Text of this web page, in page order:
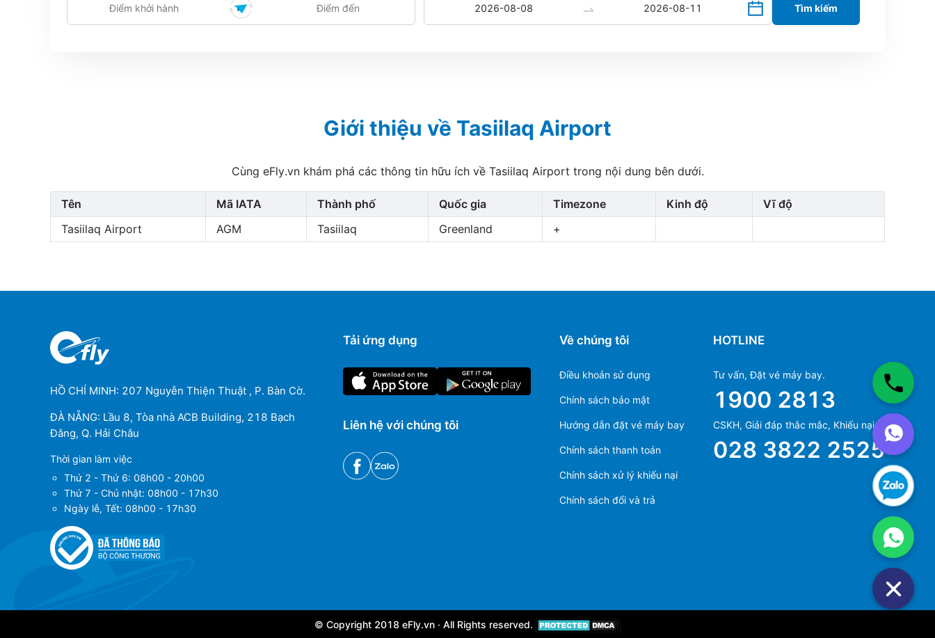
Tìm kiếm
Giới thiệu về Tasiilaq Airport
Cùng eFly.vn khám phá các thông tin hữu ích về Tasiilaq Airport trong nội dung bên dưới.
Tên Mã IATA Thành phố Quốc gia Timezone Kinh độ
Vĩ độ
Tasiilaq Airport
AGM Tasiilaq Greenland +
HỒ CHÍ MINH: 207 Nguyễn Thiện Thuật , P. Bàn Cờ.
ĐÀ NẴNG: Lầu 8, Tòa nhà ACB Building, 218 Bạch
Đằng, Q. Hải Châu
Thời gian làm việc
Thứ 2 - Thứ 6: 08h00 - 20h00
Thứ 7 - Chủ nhật: 08h00 - 17h30
Ngày lễ, Tết: 08h00 - 17h30
Tải ứng dụng
Liên hệ với chúng tôi
Về chúng tôi
Điều khoản sử dụng
Chính sách bảo mật
Hướng dẫn đặt vé máy bay
Chính sách thanh toán
Chính sách xử lý khiếu nại
Chính sách đổi và trả
HOTLINE
Tư vấn, Đặt vé máy bay.
1900 2813
CSKH, Giải đáp thắc mắc, Khiếu nại.
028 3822 2525
© Copyright 2018 eFly.vn · All Rights reserved.
Ms Hằng
(+84) 70 854 1213
Ms Huỳnh